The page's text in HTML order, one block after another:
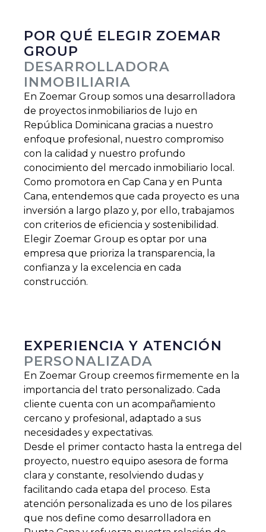
POR QUÉ ELEGIR ZOEMAR
GROUP
DESARROLLADORA
INMOBILIARIA
En Zoemar Group somos una desarrolladora
de proyectos inmobiliarios de lujo en
República Dominicana gracias a nuestro
enfoque profesional, nuestro compromiso
con la calidad y nuestro profundo
conocimiento del mercado inmobiliario local.
Como promotora en Cap Cana y en Punta
Cana, entendemos que cada proyecto es una
inversión a largo plazo y, por ello, trabajamos
con criterios de eficiencia y sostenibilidad.
Elegir Zoemar Group es optar por una
empresa que prioriza la transparencia, la
confianza y la excelencia en cada
construcción.
EXPERIENCIA Y ATENCIÓN
PERSONALIZADA
En Zoemar Group creemos firmemente en la
importancia del trato personalizado. Cada
cliente cuenta con un acompañamiento
cercano y profesional, adaptado a sus
necesidades y expectativas.
Desde el primer contacto hasta la entrega del
proyecto, nuestro equipo asesora de forma
clara y constante, resolviendo dudas y
facilitando cada etapa del proceso. Esta
atención personalizada es uno de los pilares
que nos define como desarrolladora en